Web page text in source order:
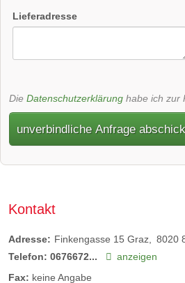
Lieferadresse
Die Datenschutzerklärung habe ich zur
unverbindliche Anfrage
Kontakt
Adresse: Finkengasse 15 Graz 8020
Telefon: 0676672...
anzeigen
Fax: keine Angabe